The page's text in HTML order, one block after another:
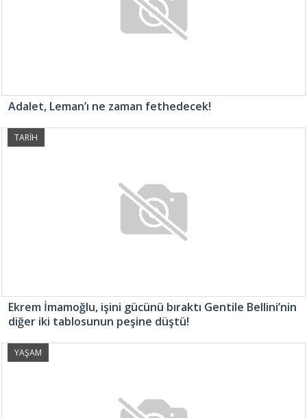
Adalet, Leman’ı ne zaman fethedecek!
TARİH
Ekrem İmamoğlu, işini gücünü bıraktı Gentile Bellini’nin
diğer iki tablosunun peşine düştü!
YAŞAM